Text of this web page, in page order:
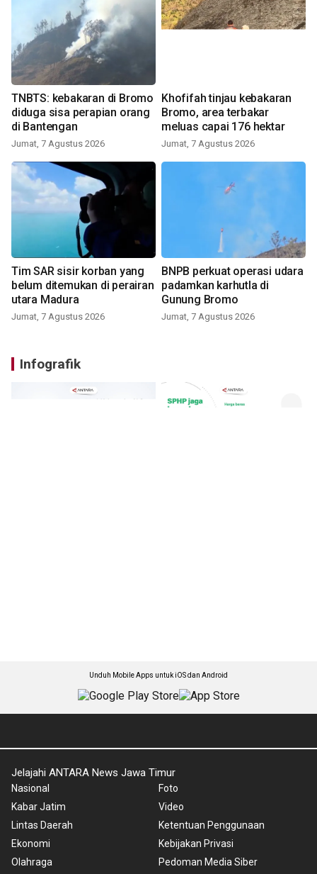
TNBTS: kebakaran di Bromo
diduga sisa perapian orang
di Bantengan
Jumat, 7 Agustus 2026
Khofifah tinjau kebakaran
Bromo, area terbakar
meluas capai 176 hektar
Jumat, 7 Agustus 2026
Tim SAR sisir korban yang
belum ditemukan di perairan
utara Madura
Jumat, 7 Agustus 2026
BNPB perkuat operasi udara
padamkan karhutla di
Gunung Bromo
Jumat, 7 Agustus 2026
Infografik
Unduh Mobile Apps untuk iOS dan Android
Jelajahi ANTARA News Jawa Timur
Nasional
Kabar Jatim
Lintas Daerah
Ekonomi
Olahraga
Foto
Video
Ketentuan Penggunaan
Kebijakan Privasi
Pedoman Media Siber